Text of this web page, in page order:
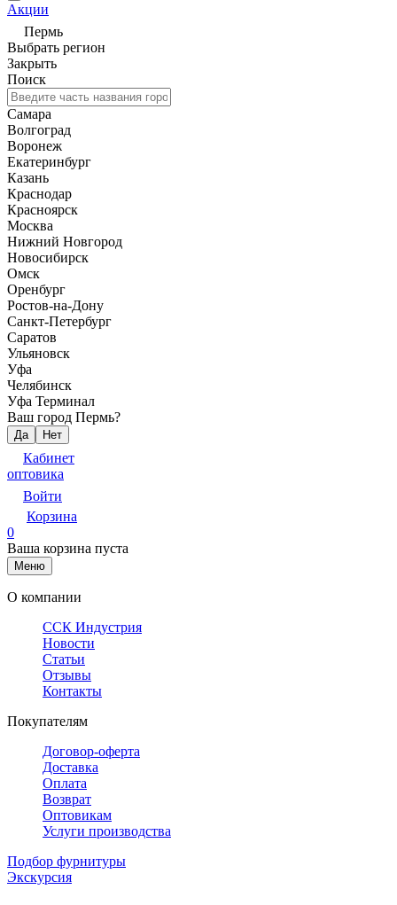
Акции
Пермь
Выбрать регион
Закрыть
Поиск
Самара
Волгоград
Воронеж
Екатеринбург
Казань
Краснодар
Красноярск
Москва
Нижний Новгород
Новосибирск
Омск
Оренбург
Ростов-на-Дону
Санкт-Петербург
Саратов
Ульяновск
Уфа
Челябинск
Уфа Терминал
Ваш город Пермь?
Да Нет
Кабинет
оптовика
Войти
Корзина
0
Ваша корзина пуста
Меню
О компании
ССК Индустрия
Новости
Статьи
Отзывы
Контакты
Покупателям
Договор-оферта
Доставка
Оплата
Возврат
Оптовикам
Услуги производства
Подбор фурнитуры
Экскурсия